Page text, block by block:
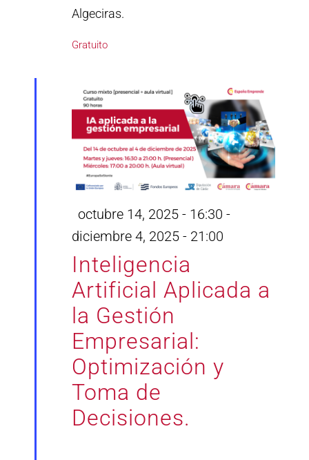
Algeciras.
Gratuito
Inteligencia
Artificial Aplicada a
la Gestión
Empresarial:
Optimización y
Toma de
Decisiones.
Destacado
octubre 14, 2025 - 16:30 -
diciembre 4, 2025 - 21:00